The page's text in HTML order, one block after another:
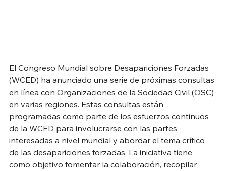
El Congreso Mundial sobre Desapariciones Forzadas
(WCED) ha anunciado una serie de próximas consultas
en línea con Organizaciones de la Sociedad Civil (OSC)
en varias regiones. Estas consultas están
programadas como parte de los esfuerzos continuos
de la WCED para involucrarse con las partes
interesadas a nivel mundial y abordar el tema crítico
de las desapariciones forzadas. La iniciativa tiene
como objetivo fomentar la colaboración, recopilar